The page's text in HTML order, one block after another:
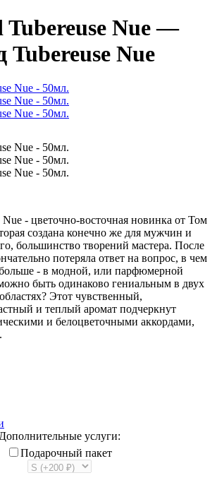
Tubereuse Nue —
Nue
Nue - цветочно-восточная новинка от Том
создана конечно же для мужчин и
большинство творений мастера. После
потеряла ответ на вопрос, в чем
- в модной, или парфюмерной
быть одинаково гениальным в двух
Этот чувственный,
и теплый аромат подчеркнут
и белоцветочными аккордами,
Дополнительные услуги:
Подарочный пакет